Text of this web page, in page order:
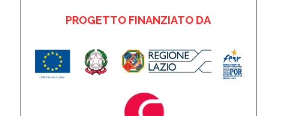
PROGETTO FINANZIATO DA